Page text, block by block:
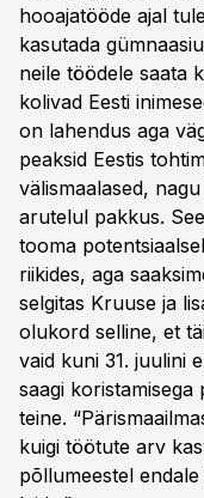
hooajatööde ajal
kasutada
neile töödele saata
kolivad Eesti
on lahendus aga
peaksid Eestis
välismaalased,
arutelul pakkus.
tooma
riikides, aga
selgitas Kruuse ja
olukord selline, et
vaid kuni 31. juulini
saagi koristamisega
teine.
kuigi töötute arv
põllumeestel